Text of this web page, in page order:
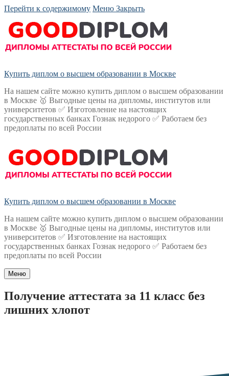
Перейти к содержимому Меню Закрыть
Купить диплом о высшем образовании в Москве
На нашем сайте можно купить диплом о высшем образовании
в Москве 🥇 Выгодные цены на дипломы, институтов или
университетов ✅ Изготовление на настоящих
государственных банках Гознак недорого ✅ Работаем без
предоплаты по всей России
Купить диплом о высшем образовании в Москве
На нашем сайте можно купить диплом о высшем образовании
в Москве 🥇 Выгодные цены на дипломы, институтов или
университетов ✅ Изготовление на настоящих
государственных банках Гознак недорого ✅ Работаем без
предоплаты по всей России
Меню
Получение аттестата за 11 класс без
лишних хлопот